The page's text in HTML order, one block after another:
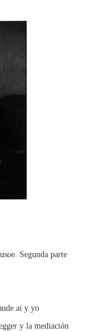
Segunda parte
y yo
y la mediación